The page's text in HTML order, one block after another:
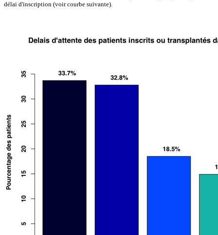
délai d'inscription (voir courbe suivante).